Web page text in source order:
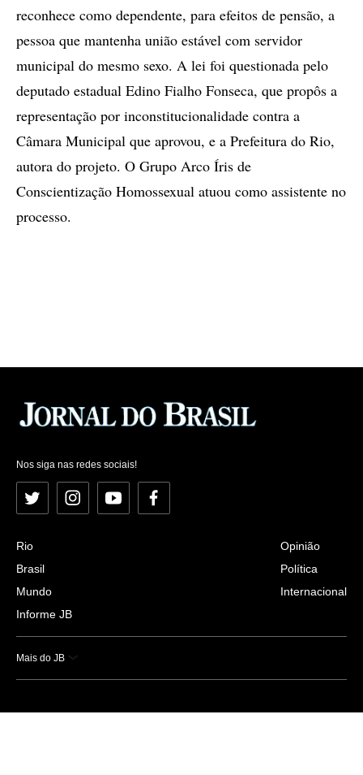
reconhece como dependente, para efeitos de pensão, a
pessoa que mantenha união estável com servidor
municipal do mesmo sexo. A lei foi questionada pelo
deputado estadual Edino Fialho Fonseca, que propôs a
representação por inconstitucionalidade contra a
Câmara Municipal que aprovou, e a Prefeitura do Rio,
autora do projeto. O Grupo Arco Íris de
Conscientização Homossexual atuou como assistente no
processo.
Nos siga nas redes sociais!
Twitter InstagramYouTubeFacebook
Rio
Brasil
Mundo
Informe JB
Opinião
Política
Internacional
Mais do JB
Esportes